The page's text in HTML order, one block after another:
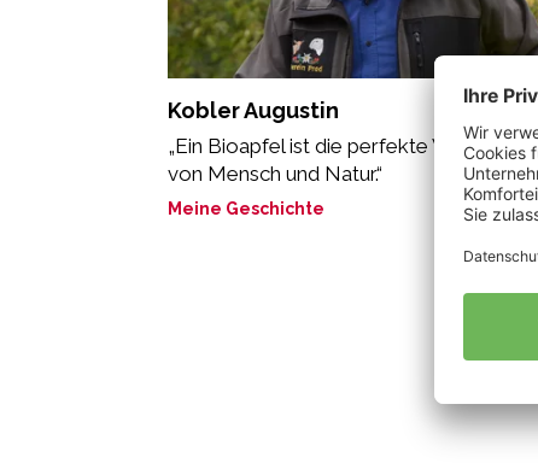
Kobler Augustin
„Ein Bioapfel ist die perfekte Verbindung
von Mensch und Natur.“
Meine Geschichte